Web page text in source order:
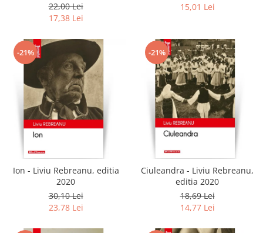
22,00 Lei
17,38 Lei
15,01 Lei
-21%
Ion - Liviu Rebreanu, editia
2020
30,10 Lei
23,78 Lei
-21%
Ciuleandra - Liviu Rebreanu,
editia 2020
18,69 Lei
14,77 Lei